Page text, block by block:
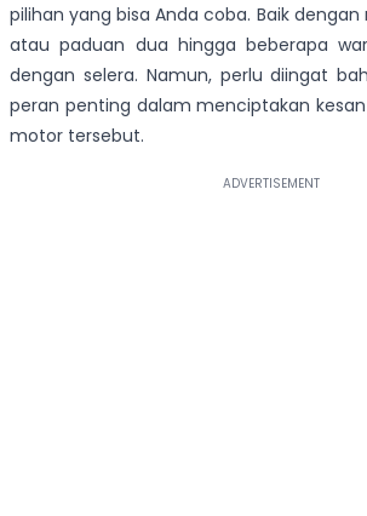
pilihan yang bisa Anda coba. Baik
atau paduan dua hingga beberapa
dengan selera. Namun, perlu diingat
peran penting dalam menciptakan
motor tersebut.